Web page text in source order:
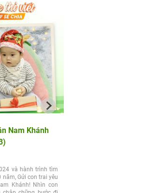
Nam Khánh
và hành trình tìm
năm, Gửi con trai yêu
Khánh! Nhìn con